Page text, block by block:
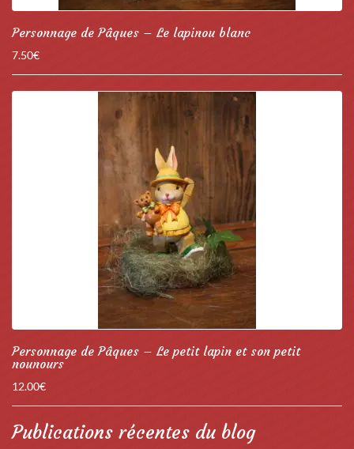
Personnage de Pâques – Le lapinou blanc
7.50€
Personnage de Pâques – Le petit lapin et son petit
nounours
12.00€
Publications récentes du blog